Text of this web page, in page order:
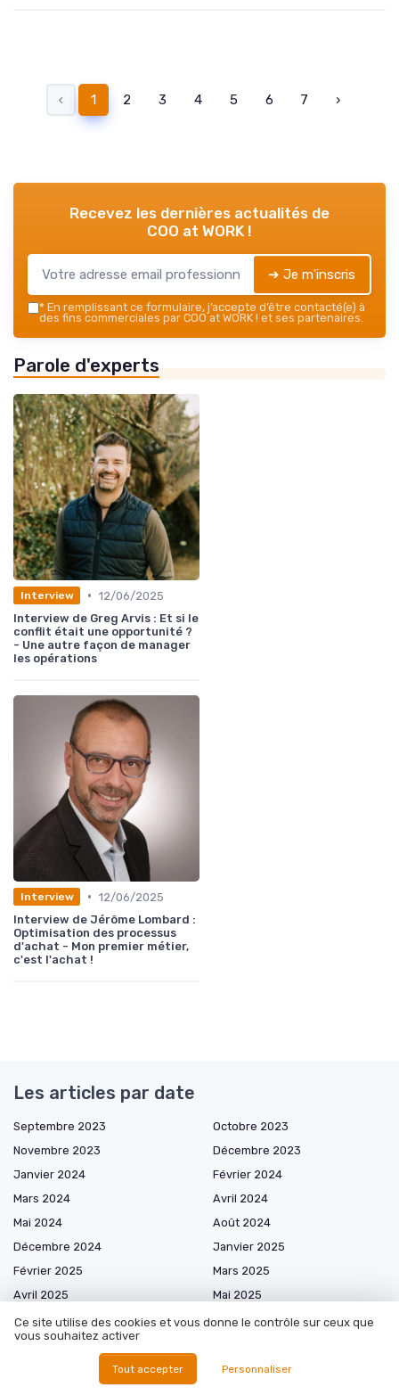
‹ 1 2 3 4 5 6 7 ›
Recevez les dernières actualités de
COO at WORK !
➔ Je m'inscris
* En remplissant ce formulaire, j’accepte d’être contacté(e) à
des fins commerciales par COO at WORK ! et ses partenaires.
Parole d'experts
Interview • 12/06/2025
Interview de Greg Arvis : Et si le
conflit était une opportunité ?
- Une autre façon de manager
les opérations
Interview • 12/06/2025
Interview de Jérôme Lombard :
Optimisation des processus
d'achat - Mon premier métier,
c'est l'achat !
Les articles par date
Septembre 2023
Octobre 2023
Novembre 2023
Décembre 2023
Janvier 2024
Février 2024
Mars 2024
Avril 2024
Mai 2024
Août 2024
Décembre 2024
Janvier 2025
Février 2025
Mars 2025
Avril 2025
Mai 2025
Juin 2025
Juillet 2025
Août 2025
Novembre 2025
Ce site utilise des cookies et vous donne le contrôle sur ceux que
vous souhaitez activer
Tout accepter Personnaliser